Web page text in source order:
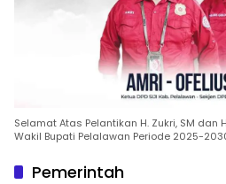
Selamat Atas Pelantikan H. Zukri, SM dan
Wakil Bupati Pelalawan Periode 2025-
Pemerintah